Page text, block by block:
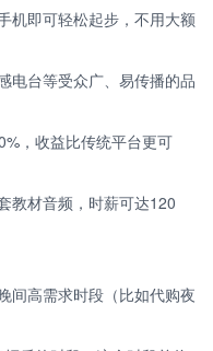
机即可轻松起步，不用大额
电台等受众广、易传播的品
，收益比传统平台更可
教材音频，时薪可达120
间高需求时段（比如代购夜